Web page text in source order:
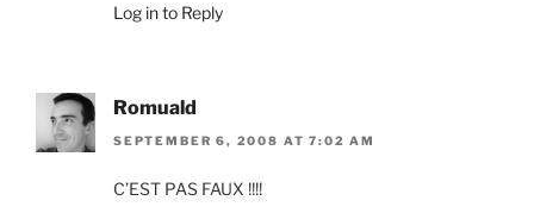
Log in to Reply
Romuald
SEPTEMBER 6, 2008 AT 7:02 AM
C’EST PAS FAUX !!!!